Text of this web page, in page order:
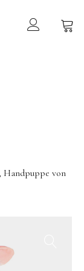
Handpuppe von